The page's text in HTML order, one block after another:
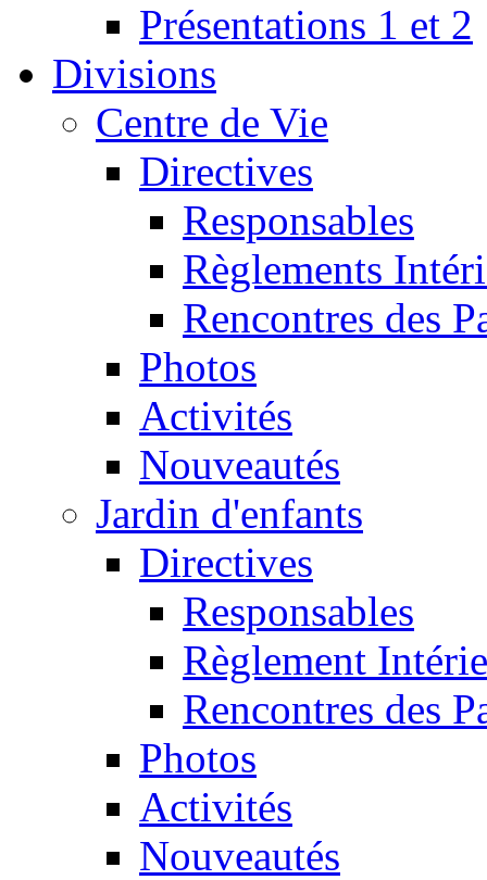
Présentations 1 et 2
Divisions
Centre de Vie
Directives
Responsables
Règlements
Rencontres des
Photos
Activités
Nouveautés
Jardin d'enfants
Directives
Responsables
Règlement
Rencontres des
Photos
Activités
Nouveautés